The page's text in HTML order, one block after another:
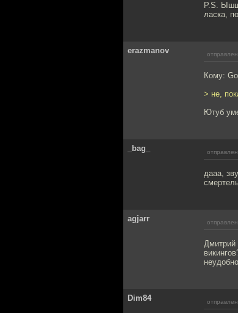
P.S.
ласка,
erazmanov
Кому:
> не,
Ютуб
_bag_
дааа,
agjarr
Дмитрий
Dim84